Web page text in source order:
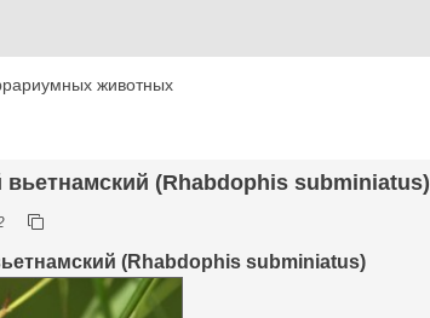
животных
вьетнамский (Rhabdophis subminiatus)
(Rhabdophis subminiatus)